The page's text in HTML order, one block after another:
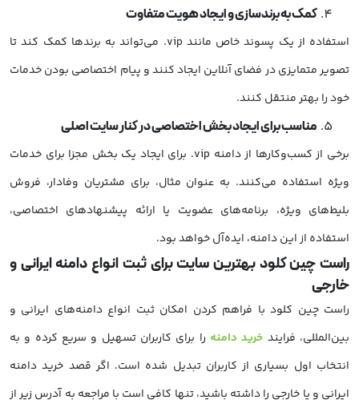
کمک به برندسازی و ایجاد هویت متفاوت
استفاده از یک پسوند خاص مانند vip. می‌تواند به برندها کمک کند تا
تصویر متمایزی در فضای آنلاین ایجاد کنند و پیام اختصاصی بودن خدمات
خود را بهتر منتقل کنند.
مناسب برای ایجاد بخش اختصاصی در کنار سایت اصلی
برخی از کسب‌وکارها از دامنه vip. برای ایجاد یک بخش مجزا برای خدمات
ویژه استفاده می‌کنند. به عنوان مثال، برای مشتریان وفادار، فروش
بلیط‌های ویژه، برنامه‌های عضویت یا ارائه پیشنهادهای اختصاصی،
استفاده از این دامنه، ایده‌آل خواهد بود.
راست چین کلود بهترین سایت برای ثبت انواع دامنه ایرانی و
خارجی
راست چین کلود با فراهم کردن امکان ثبت انواع دامنه‌های ایرانی و
بین‌المللی، فرایند خرید دامنه را برای کاربران تسهیل و سریع کرده و به
انتخاب اول بسیاری از کاربران تبدیل شده است. اگر قصد خرید دامنه
ایرانی و یا خارجی را داشته باشید، تنها کافی است با مراجعه به آدرس زیر از